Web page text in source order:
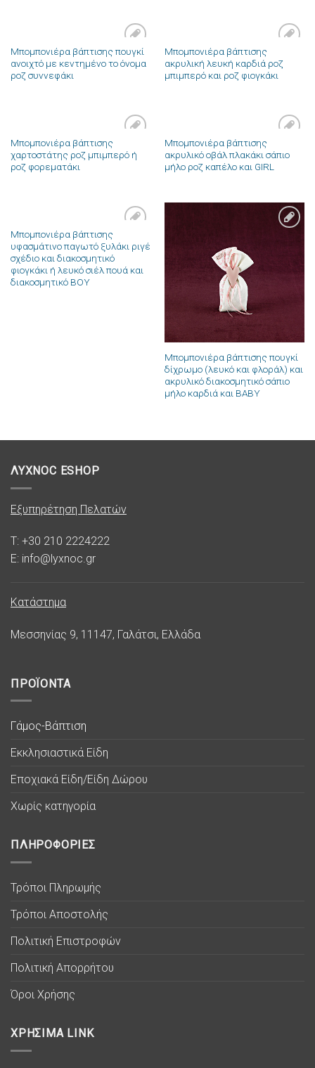
Πρόσθήκη
στην λίστα
Μπομπονιέρα βάπτισης πουγκί
ανοιχτό με κεντημένο το όνομα
ροζ συννεφάκι
Πρόσθήκη
στην λίστα
επιθυμιών
Μπομπονιέρα βάπτισης
ακρυλική λευκή καρδιά ροζ
μπιμπερό και ροζ φιογκάκι
Πρόσθήκη
στην λίστα
Μπομπονιέρα βάπτισης
χαρτοστάτης ροζ μπιμπερό ή
ροζ φορεματάκι
Πρόσθήκη
στην λίστα
επιθυμιών
Μπομπονιέρα βάπτισης
ακρυλικό οβάλ πλακάκι σάπιο
μήλο ροζ καπέλο και GIRL
Πρόσθήκη
στην λίστα
επιθυμιών
Μπομπονιέρα βάπτισης
υφασμάτινο παγωτό ξυλάκι ριγέ
σχέδιο και διακοσμητικό
φιογκάκι ή λευκό σιέλ πουά και
διακοσμητικό BOY
Μπομπονιέρα βάπτισης πουγκί
δίχρωμο (λευκό και φλοράλ) και
ακρυλικό διακοσμητικό σάπιο
μήλο καρδιά και BABY
ΛΥΧΝΟC ESHOP
Εξυπηρέτηση Πελατών
T: +30 210 2224222
E: info@lyxnoc.gr
Κατάστημα
Μεσσηνίας 9, 11147, Γαλάτσι, Ελλάδα
ΠΡΟΪΟΝΤΑ
Γάμος-Βάπτιση
Εκκλησιαστικά Είδη
Εποχιακά Είδη/Είδη Δώρου
Χωρίς κατηγορία
ΠΛΗΡΟΦΟΡΙΕΣ
Τρόποι Πληρωμής
Τρόποι Αποστολής
Πολιτική Επιστροφών
Πολιτική Απορρήτου
Όροι Χρήσης
ΧΡΗΣΙΜΑ LINK